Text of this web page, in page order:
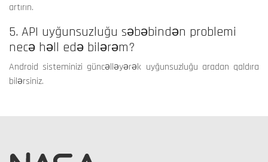
artırın.
5. API uyğunsuzluğu səbəbindən problemi
necə həll edə bilərəm?
Android sisteminizi güncəlləyərək uyğunsuzluğu aradan qaldıra
bilərsiniz.